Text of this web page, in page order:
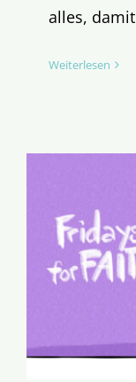
alles,
Weiterlesen